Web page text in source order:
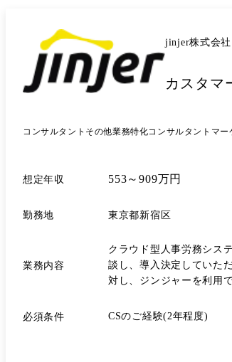
jinjer株式会社
カスタマ
コンサルタント その他業務特化コンサルタント マー
想定年収 553～909万円
勤務地 東京都新宿区
業務内容
クラウド型人事労務シス
談し、導入決定していただいた顧客に対
対し、ジンジャーを利用できるように各機能
プロダクトの成長に寄与
必須条件 CSのご経験(2年程度)